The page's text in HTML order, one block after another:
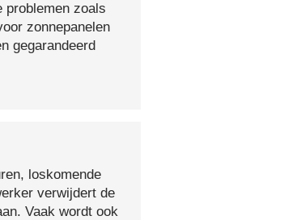
problemen zoals
zonnepanelen
gegarandeerd
loskomende
verwijdert de
Vaak wordt ook